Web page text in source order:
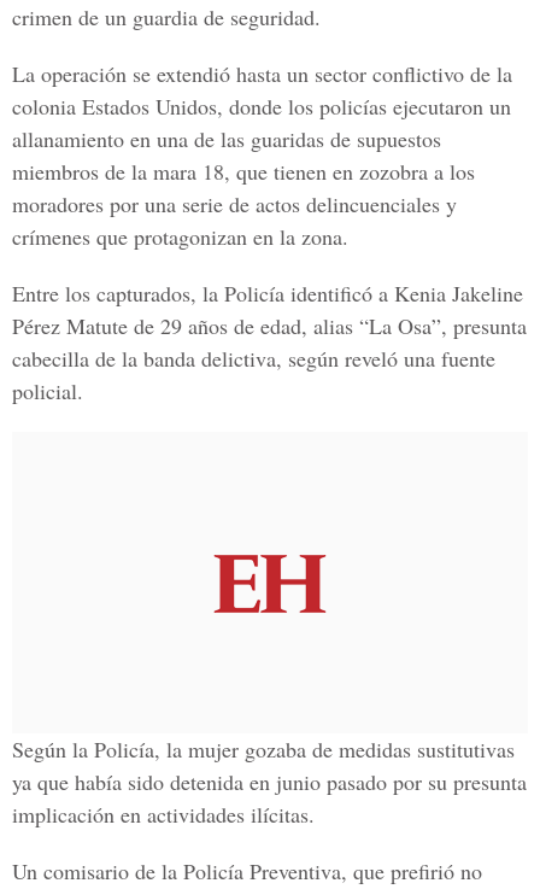
crimen de un guardia de seguridad.
La operación se extendió hasta un sector conflictivo de la
colonia Estados Unidos, donde los policías ejecutaron un
allanamiento en una de las guaridas de supuestos
miembros de la mara 18, que tienen en zozobra a los
moradores por una serie de actos delincuenciales y
crímenes que protagonizan en la zona.
Entre los capturados, la Policía identificó a Kenia Jakeline
Pérez Matute de 29 años de edad, alias “La Osa”, presunta
cabecilla de la banda delictiva, según reveló una fuente
policial.
Según la Policía, la mujer gozaba de medidas sustitutivas
ya que había sido detenida en junio pasado por su presunta
implicación en actividades ilícitas.
Un comisario de la Policía Preventiva, que prefirió no